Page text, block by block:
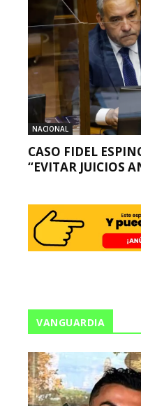
NACIONAL
CASO FIDEL
“EVITAR JUICIOS
VANGUARDIA